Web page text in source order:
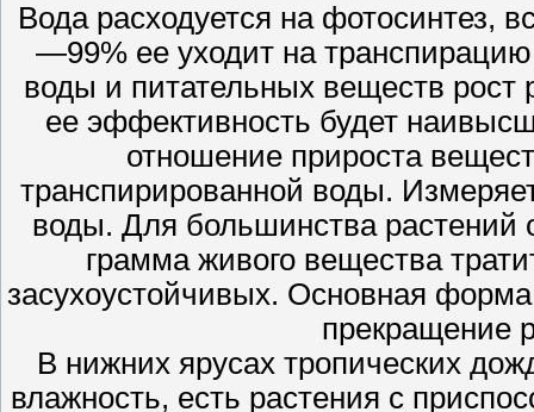
Вода расходуется на фотосинтез,
—99% ее уходит на
воды и питательных веществ рост
ее эффективность будет
отношение прироста
транспирированной воды.
воды. Для большинства растений
грамма живого вещества
засухоустойчивых. Основная
прекращение
В нижних ярусах тропических
влажность, есть растения с